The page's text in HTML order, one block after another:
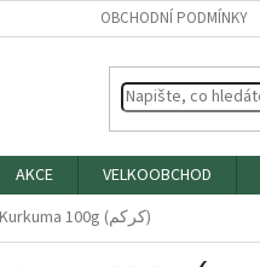
OBCHODNÍ PODMÍNKY
AKCE VELKOOBCHOD
Kurkuma 100g (كركم)